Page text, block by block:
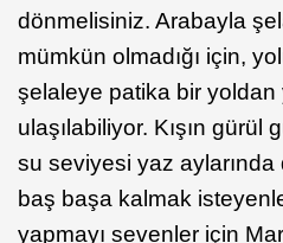
dönmelisiniz. Arabayla
mümkün olmadığı için,
şelaleye patika bir yoldan
ulaşılabiliyor. Kışın gürül
su seviyesi yaz
baş başa kalmak
yapmayı sevenler için